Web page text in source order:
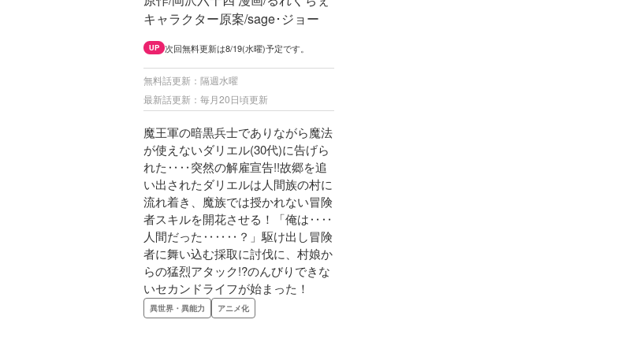
キャラクター原案/sage･ジョー
UP 次回無料更新は8/19(水曜)予定です。
無料話更新：隔週水曜
最新話更新：毎月20日頃更新
魔王軍の暗黒兵士でありながら魔法
が使えないダリエル(30代)に告げら
れた‥‥突然の解雇宣告!!故郷を追
い出されたダリエルは人間族の村に
流れ着き、魔族では授かれない冒険
者スキルを開花させる！「俺は‥‥
人間だった‥‥‥？」駆け出し冒険
者に舞い込む採取に討伐に、村娘か
らの猛烈アタック!?のんびりできな
いセカンドライフが始まった！
異世界・異能力 アニメ化